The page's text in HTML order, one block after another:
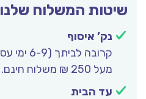
שיטות המשלוח שלנו
נק’ איסוף
מעל 250 ₪ משלוח חינם.
עד הבית